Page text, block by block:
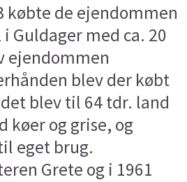
købte de ejendommen
Guldager med ca. 20
ejendommen
blev der købt
blev til 64 tdr. land
køer og grise, og
eget brug.
Grete og i 1961